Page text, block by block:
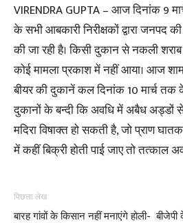
VIRENDRA GUPTA – आज दिनांक 9
के सभी आबकारी निरीक्षकों द्वारा जनपद
की जा रही है। किसी दुकान से नकली
कोई मामला प्रकाश में नहीं आया। आज
बीयर की दुकानें कल दिनांक 10 मार्च तक
दुकानों के बन्दी कि अवधि में अबैध अड्डों
मदिरा विषाक्त हो सकती है, जो प्राण
में कहीं बिक्री होती पाई जाए तो तत्काल
पिछला लेख
बारह गांवों के किसान नहीं मनाएंगे होली-